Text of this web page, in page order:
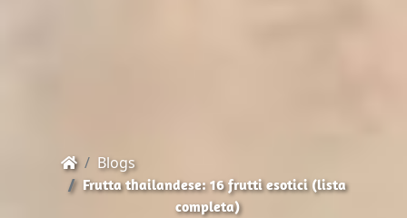
Blogs
Frutta thailandese: 16 frutti esotici (lista
completa)